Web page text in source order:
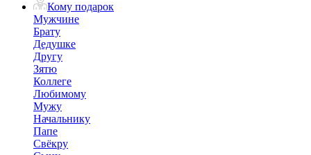
Кому подарок
Мужчине
Брату
Дедушке
Другу
Зятю
Коллеге
Любимому
Мужу
Начальнику
Папе
Свёкру